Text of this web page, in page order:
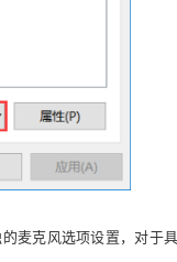
麦克风选项设置，对于